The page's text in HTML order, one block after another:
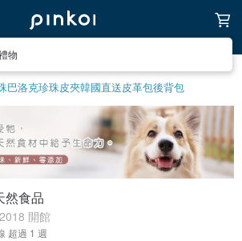
物
巴洛克珍珠皮夾韓國直送皮革包後背包
然食品
開館
超過 1 週